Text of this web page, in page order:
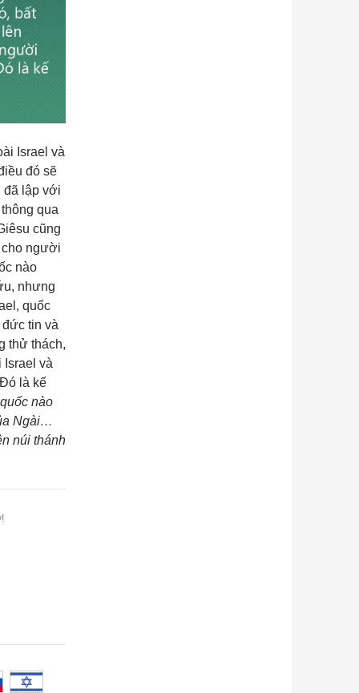
Israel và
đó sẽ
đã lập với
qua
cũng
cho người
nào
nhưng
quốc
tin và
thử thách,
và
là kế
nào
Ngài…
núi thánh